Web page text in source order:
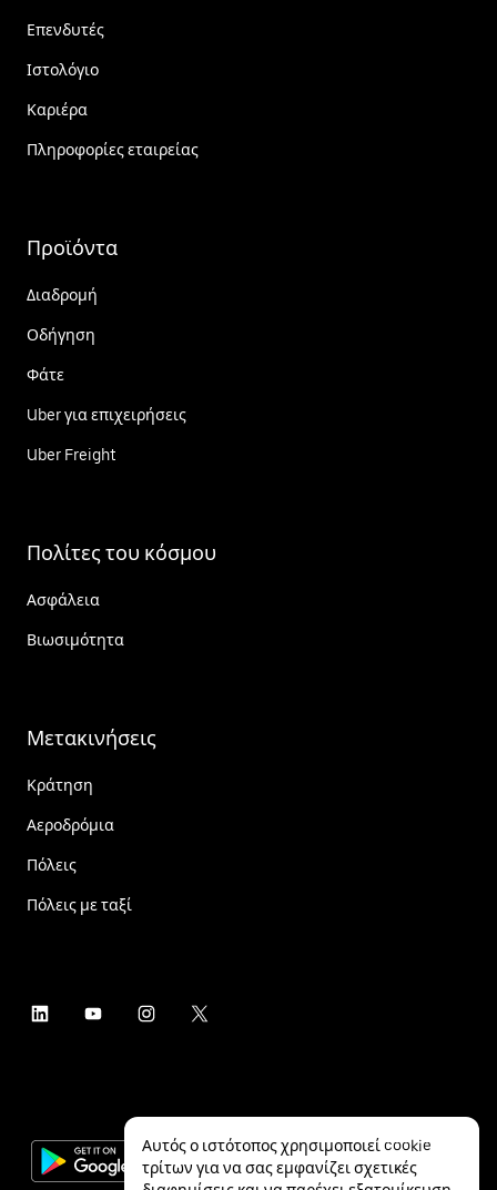
Επενδυτές
Ιστολόγιο
Καριέρα
Πληροφορίες εταιρείας
Προϊόντα
Διαδρομή
Οδήγηση
Φάτε
Uber για επιχειρήσεις
Uber Freight
Πολίτες του κόσμου
Ασφάλεια
Βιωσιμότητα
Μετακινήσεις
Κράτηση
Αεροδρόμια
Πόλεις
Πόλεις με ταξί
Αυτός ο ιστότοπος χρησιμοποιεί cookie
τρίτων για να σας εμφανίζει σχετικές